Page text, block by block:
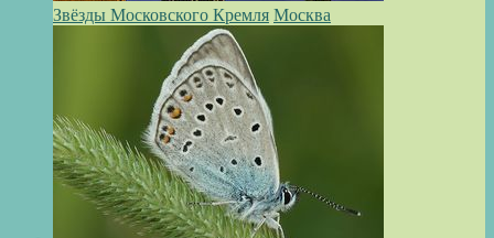
Звёзды Московского Кремля Москва